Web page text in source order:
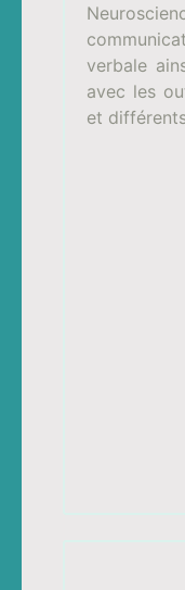
verbale
avec les
et